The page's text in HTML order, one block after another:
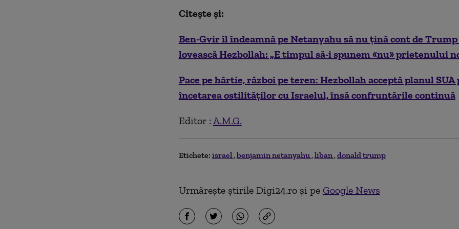
Citește și:
Ben-Gvir îl îndeamnă pe Netanyahu să nu țină cont de Trump
lovească Hezbollah: „E timpul să-i spunem «nu» prietenului
Pace pe hârtie, război pe teren: Hezbollah acceptă planul
încetarea ostilităților cu Israelul, însă confruntările continuă
Editor : A.M.G.
Etichete: israel benjamin netanyahu liban donald trump
Urmărește știrile Digi24.ro și pe Google News